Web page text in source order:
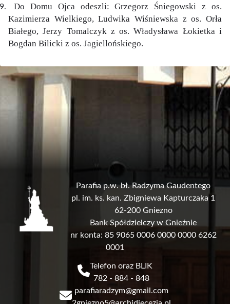
Do Domu Ojca odeszli: Grzegorz Śniegowski z os.
Kazimierza Wielkiego, Ludwika Wiśniewska z os. Orła
Białego, Jerzy Tomalczyk z os. Władysława Łokietka i
Bogdan Bilicki z os. Jagiellońskiego.
Parafia p.w. bł. Radzyma Gaudentego
pl. im. ks. kan. Zbigniewa Kapturczaka 1
62-200 Gniezno
Bank Spółdzielczy w Gnieźnie
nr konta: 85 9065 0006 0000 0000 6262
0001
Telefon oraz BLIK
782 - 884 - 848
parafiaradzym@gmail.com